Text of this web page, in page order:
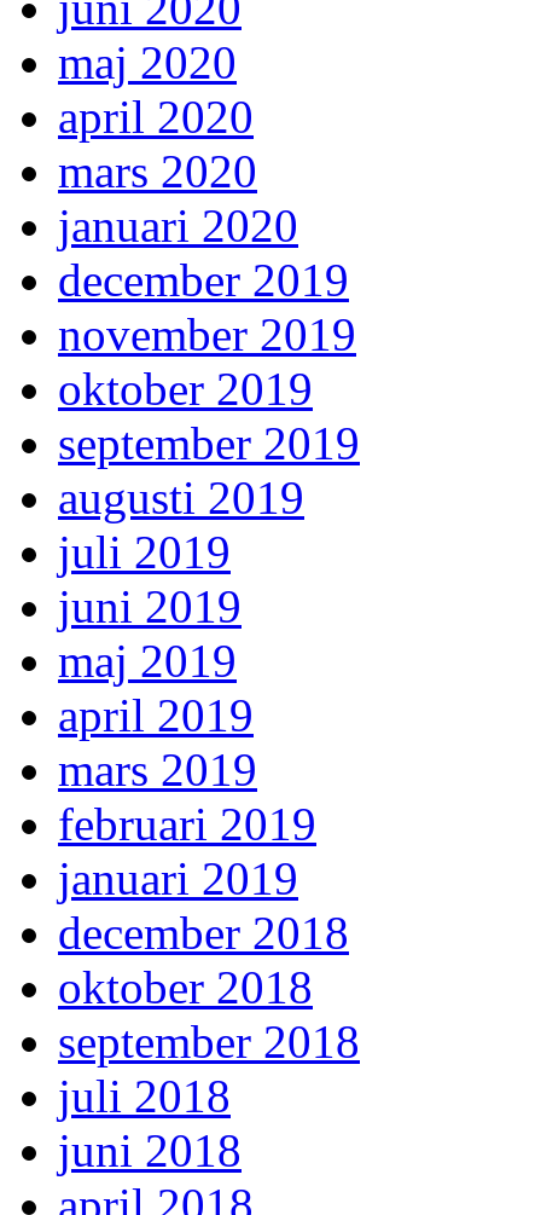
maj 2020
april 2020
mars 2020
januari 2020
december 2019
november 2019
oktober 2019
september 2019
augusti 2019
juli 2019
juni 2019
maj 2019
april 2019
mars 2019
februari 2019
januari 2019
december 2018
oktober 2018
september 2018
juli 2018
juni 2018